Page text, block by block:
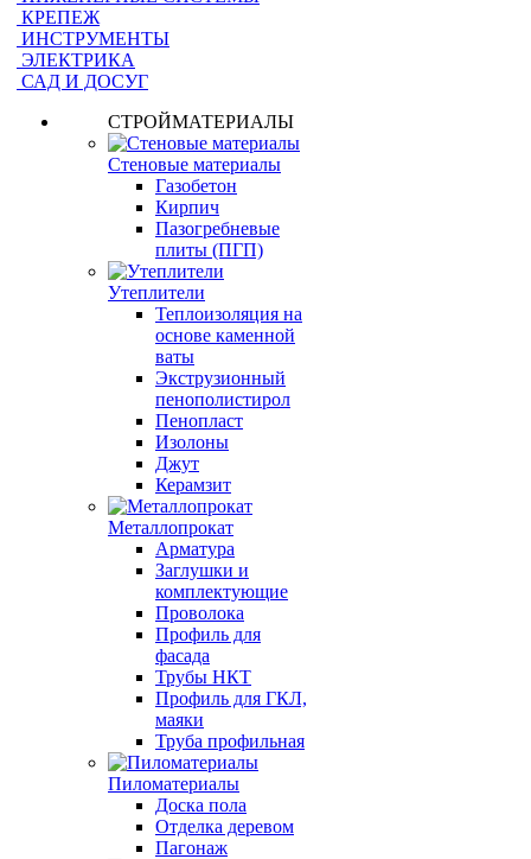
КРЕПЕЖ
ИНСТРУМЕНТЫ
ЭЛЕКТРИКА
САД И ДОСУГ
СТРОЙМАТЕРИАЛЫ
Стеновые материалы
Газобетон
Кирпич
Пазогребневые
плиты (ПГП)
Утеплители
Теплоизоляция на
основе каменной
ваты
Экструзионный
пенополистирол
Пенопласт
Изолоны
Джут
Керамзит
Металлопрокат
Арматура
Заглушки и
комплектующие
Проволока
Профиль для
фасада
Трубы НКТ
Профиль для ГКЛ,
маяки
Труба профильная
Пиломатериалы
Доска пола
Отделка деревом
Пагонаж